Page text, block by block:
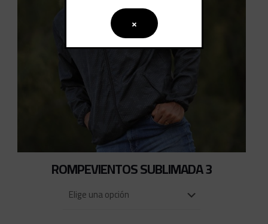
ROMPEVIENTOS SUBLIMADA 3
×